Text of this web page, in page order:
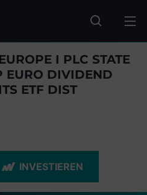
Fonds
I PLC STATE
EURO DIVIDEND
ETF DIST
INVESTIEREN